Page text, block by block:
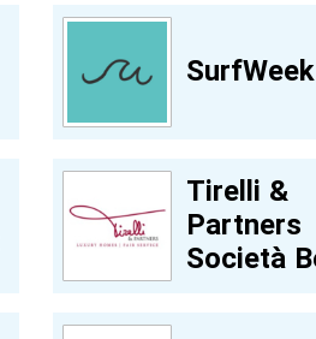
SurfWeek
Tirelli &
Partners
Società